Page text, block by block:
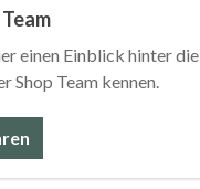
einen Einblick hinter
Shop Team kennen.